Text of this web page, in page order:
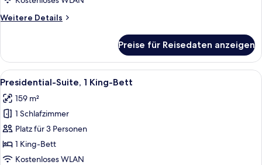
Weitere Details
Weitere
Zimmer,
2 Queen-
Betten
Preise für Reisedaten anzeigen
Alle
Fotos
für
Presidential-
Suite,
1 King-
Bett
Ein Hotelzimmer mit Bett,
11
Presidential-Suite, 1 King-Bett
159 m²
1 Schlafzimmer
Platz für 3 Personen
1 King-Bett
Kostenloses WLAN